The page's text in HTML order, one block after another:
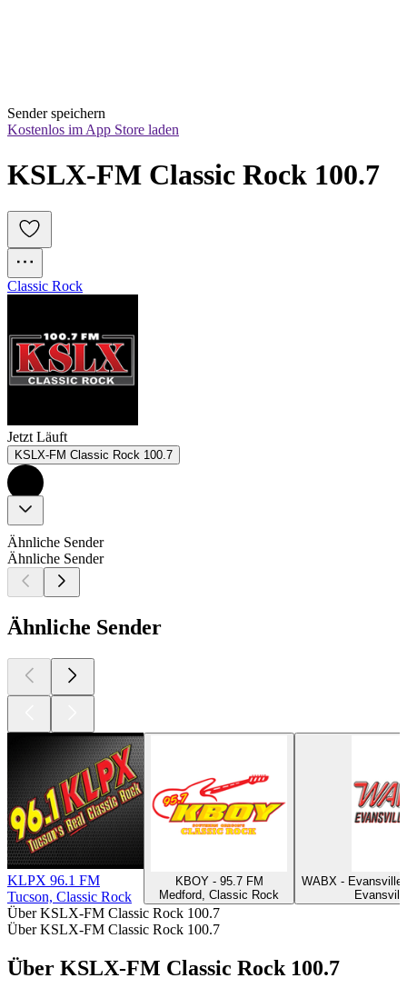
Sender speichern
Kostenlos im App Store laden
KSLX-FM Classic Rock 100.7
Classic Rock
Jetzt Läuft
KSLX-FM Classic Rock 100.7
Ähnliche Sender
Ähnliche Sender
Ähnliche Sender
KLPX 96.1 FM
Tucson, Classic Rock
KBOY - 95.7 FM
Medford, Classic Rock
WABX -
Über KSLX-FM Classic Rock 100.7
Über KSLX-FM Classic Rock 100.7
Über KSLX-FM Classic Rock 100.7